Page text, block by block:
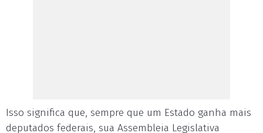
Isso significa que, sempre que um Estado ganha mais
deputados federais, sua Assembleia Legislativa